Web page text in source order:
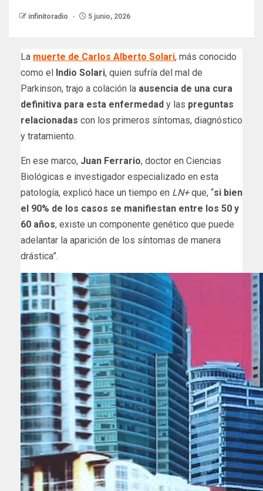
infinitoradio 5 junio, 2026
La muerte de Carlos Alberto Solari, más conocido
como el Indio Solari, quien sufría del mal de
Parkinson, trajo a colación la ausencia de una cura
definitiva para esta enfermedad y las preguntas
relacionadas con los primeros síntomas, diagnóstico
y tratamiento.
En ese marco, Juan Ferrario, doctor en Ciencias
Biológicas e investigador especializado en esta
patología, explicó hace un tiempo en LN+que, “si bien
el 90% de los casos se manifiestan entre los 50 y
60 años, existe un componente genético que puede
adelantar la aparición de los síntomas de manera
drástica”.